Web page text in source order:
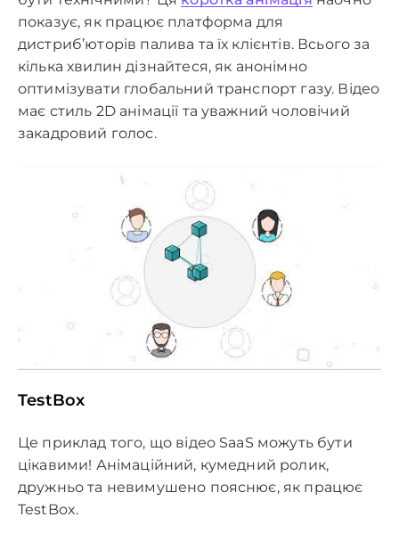
показує, як працює платформа для
дистриб’юторів палива та їх клієнтів. Всього за
кілька хвилин дізнайтеся, як анонімно
оптимізувати глобальний транспорт газу. Відео
має стиль 2D анімації та уважний чоловічий
закадровий голос.
TestBox
Це приклад того, що відео SaaS можуть бути
цікавими! Анімаційний, кумедний ролик,
дружньо та невимушено пояснює, як працює
TestBox.